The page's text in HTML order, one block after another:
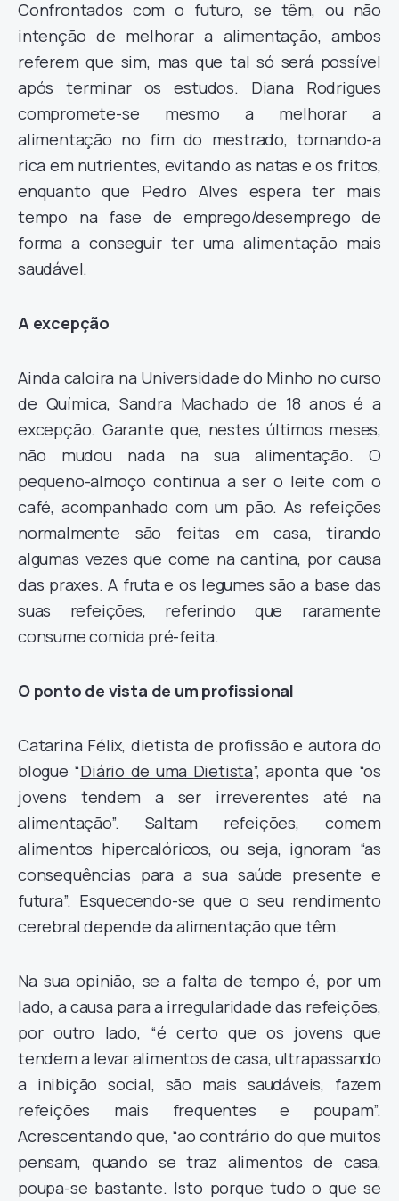
Confrontados com o futuro, se têm, ou não
intenção de melhorar a alimentação, ambos
referem que sim, mas que tal só será possível
após terminar os estudos. Diana Rodrigues
compromete-se mesmo a melhorar a
alimentação no fim do mestrado, tornando-a
rica em nutrientes, evitando as natas e os fritos,
enquanto que Pedro Alves espera ter mais
tempo na fase de emprego/desemprego de
forma a conseguir ter uma alimentação mais
saudável.
A excepção
Ainda caloira na Universidade do Minho no curso
de Química, Sandra Machado de 18 anos é a
excepção. Garante que, nestes últimos meses,
não mudou nada na sua alimentação. O
pequeno-almoço continua a ser o leite com o
café, acompanhado com um pão. As refeições
normalmente são feitas em casa, tirando
algumas vezes que come na cantina, por causa
das praxes. A fruta e os legumes são a base das
suas refeições, referindo que raramente
consume comida pré-feita.
O ponto de vista de um profissional
Catarina Félix, dietista de profissão e autora do
blogue “Diário de uma Dietista”, aponta que “os
jovens tendem a ser irreverentes até na
alimentação”. Saltam refeições, comem
alimentos hipercalóricos, ou seja, ignoram “as
consequências para a sua saúde presente e
futura”. Esquecendo-se que o seu rendimento
cerebral depende da alimentação que têm.
Na sua opinião, se a falta de tempo é, por um
lado, a causa para a irregularidade das refeições,
por outro lado, “é certo que os jovens que
tendem a levar alimentos de casa, ultrapassando
a inibição social, são mais saudáveis, fazem
refeições mais frequentes e poupam”.
Acrescentando que, “ao contrário do que muitos
pensam, quando se traz alimentos de casa,
poupa-se bastante. Isto porque tudo o que se